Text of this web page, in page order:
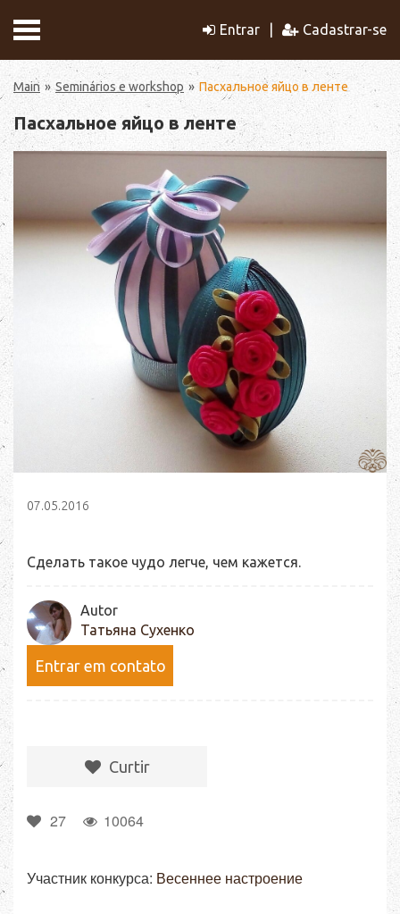
Entrar Cadastrar-se
Main Seminários e workshop Пасхальное яйцо в ленте
Пасхальное яйцо в ленте
07.05.2016
Сделать такое чудо легче, чем кажется.
Autor
Татьяна Сухенко
Entrar em contato
Сurtir
27 10064
Участник конкурса: Весеннее настроение